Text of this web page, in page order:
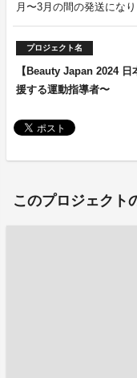
月〜3月の間の発送になり
プロジェクト名
【Beauty Japan 2024
援する運動指導者〜
このプロジェクト